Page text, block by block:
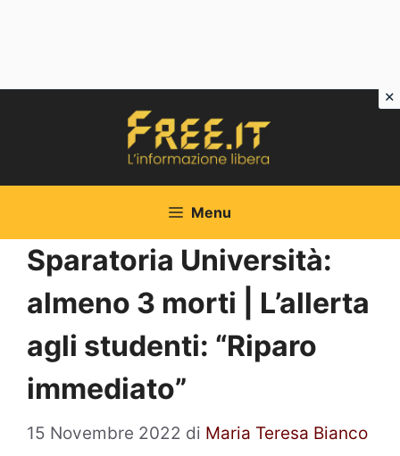
Menu
Sparatoria Università:
almeno 3 morti | L’allerta
agli studenti: “Riparo
immediato”
15 Novembre 2022 di Maria Teresa Bianco